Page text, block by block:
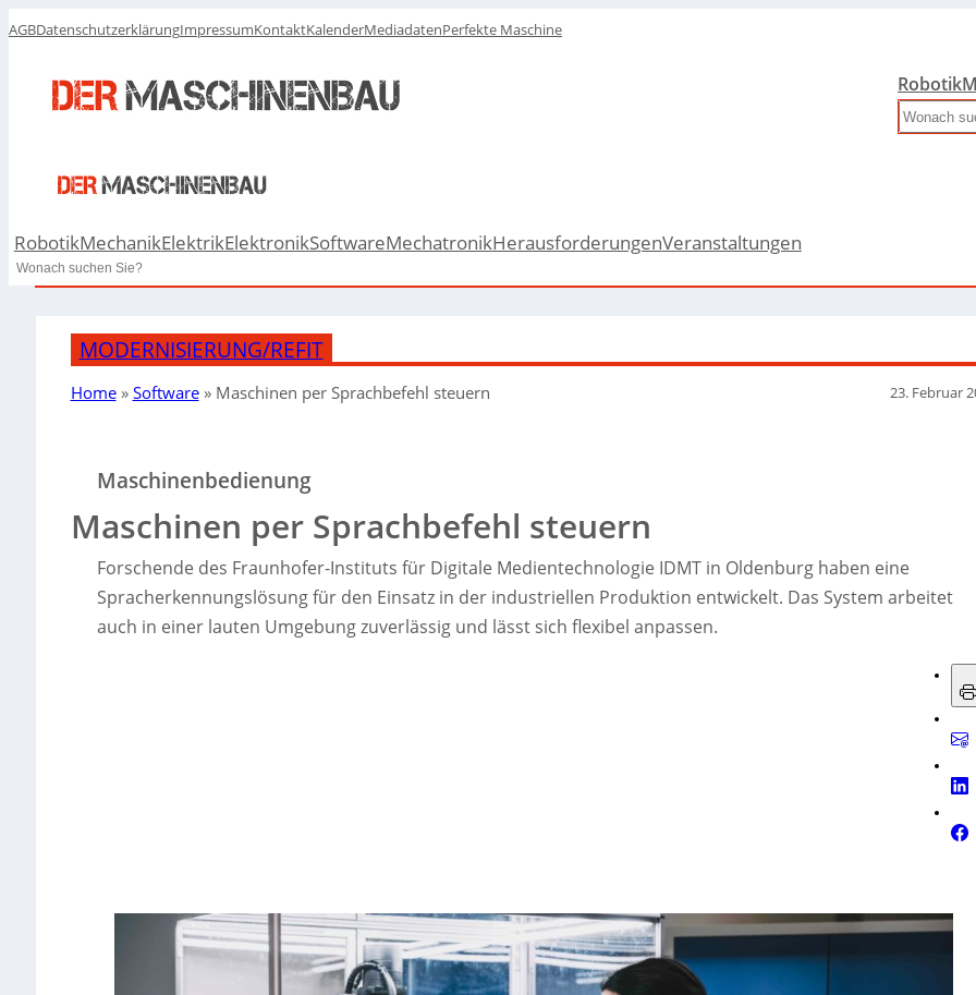
AGBDatenschutzerklärungImpressumKontaktKalenderMediadatenPerfekte Maschine
Robotik
Search
RobotikMechanikElektrikElektronikSoftwareMechatronikHerausforderungenVeranstaltungen
Search
MODERNISIERUNG/REFIT
Home» Software» Maschinen per Sprachbefehl steuern 23. Februar
Maschinenbedienung
Maschinen per Sprachbefehl steuern
Forschende des Fraunhofer-Instituts für Digitale Medientechnologie IDMT in Oldenburg haben eine
Spracherkennungslösung für den Einsatz in der industriellen Produktion entwickelt. Das System arbeitet
auch in einer lauten Umgebung zuverlässig und lässt sich flexibel anpassen.